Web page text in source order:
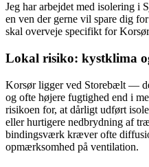
Jeg har arbejdet med isolering
en ven der gerne vil spare dig
skal overveje specifikt for
Lokal risiko: kystklima
Korsør ligger ved Storebælt —
og ofte højere fugtighed end i
risikoen for, at dårligt udført
eller hurtigere nedbrydning af
bindingsværk kræver ofte
opmærksomhed på ventilation.